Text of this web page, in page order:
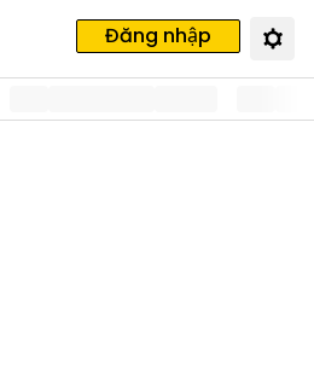
Đăng nhập